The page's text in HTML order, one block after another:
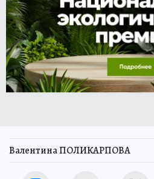
Валентина ПОЛИКАРПОВА